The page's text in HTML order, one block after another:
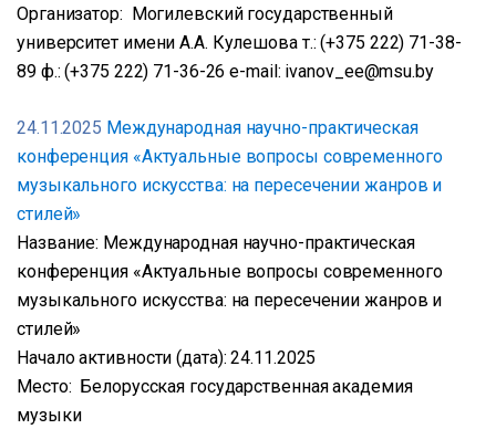
Организатор: Могилевский государственный
университет имени А.А. Кулешова т.: (+375 222) 71-38-
89 ф.: (+375 222) 71-36-26 е-mail: ivanov_ee@msu.by
24.11.2025 Международная научно-практическая
конференция «Актуальные вопросы современного
музыкального искусства: на пересечении жанров и
стилей»
Название: Международная научно-практическая
конференция «Актуальные вопросы современного
музыкального искусства: на пересечении жанров и
стилей»
Начало активности (дата): 24.11.2025
Место: Белорусская государственная академия
музыки